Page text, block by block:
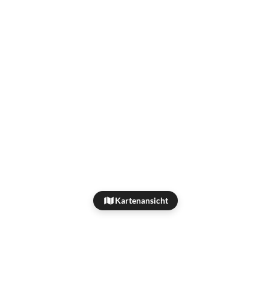
Kartenansicht